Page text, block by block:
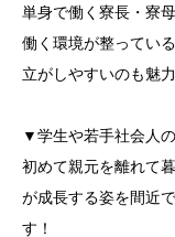
単身で働く寮長・寮
働く環境が整ってい
立がしやすいのも魅力
▼学生や若手社会人
初めて親元を離れて
が成長する姿を間近
す！